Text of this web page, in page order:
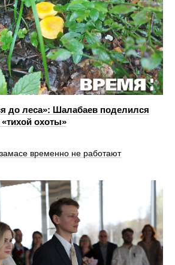
до леса»: Шалабаев поделился
охоты»
временно не работают